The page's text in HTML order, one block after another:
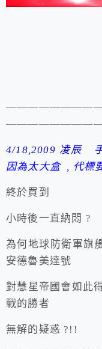
4/18,2009 凌辰
因為太大盒 , 代標
終於買到
小時後一直納悶 ?
為何地球防衛軍旗
安德魯美達號
對慧星帝國會如此
戰的勝者
無解的疑惑 ?!!